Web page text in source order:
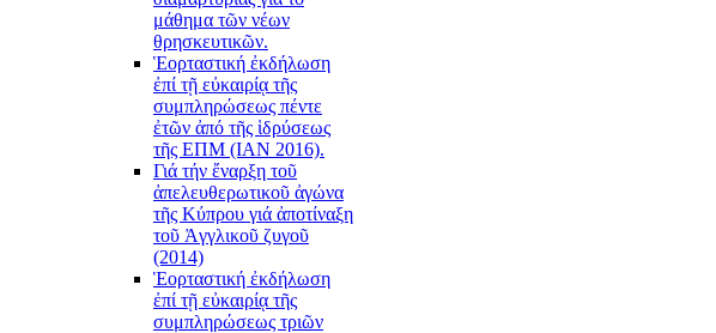
μάθημα τῶν νέων
θρησκευτικῶν.
Ἑορταστική ἐκδήλωση
ἐπί τῇ εὐκαιρίᾳ τῆς
συμπληρώσεως πέντε
ἐτῶν ἀπό τῆς ἱδρύσεως
τῆς ΕΠΜ (ΙΑΝ 2016).
Γιά τήν ἔναρξη τοῦ
ἀπελευθερωτικοῦ ἀγώνα
τῆς Κύπρου γιά ἀποτίναξη
τοῦ Ἀγγλικοῦ ζυγοῦ
(2014)
Ἑορταστική ἐκδήλωση
ἐπί τῇ εὐκαιρίᾳ τῆς
συμπληρώσεως τριῶν